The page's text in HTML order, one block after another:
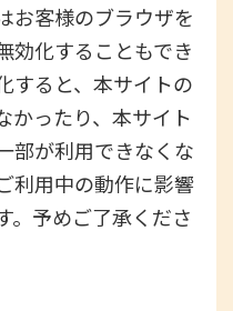
お客様のブラウザを
効化することもでき
すると、本サイトの
かったり、本サイト
部が利用できなくな
利用中の動作に影響
。予めご了承くださ